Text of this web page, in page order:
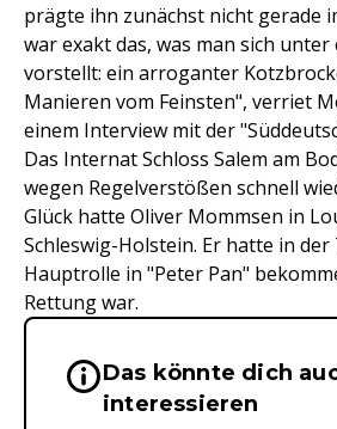
prägte ihn zunächst nicht gerade
war exakt das, was man sich unter
vorstellt: ein arroganter
Manieren vom Feinsten", verriet
einem Interview mit der
Das Internat Schloss Salem am
wegen Regelverstößen schnell
Glück hatte Oliver Mommsen in
Schleswig-Holstein. Er hatte in der
Hauptrolle in "Peter Pan"
Rettung war.
Wichtige Hinweise
Das könnte dich
interessieren